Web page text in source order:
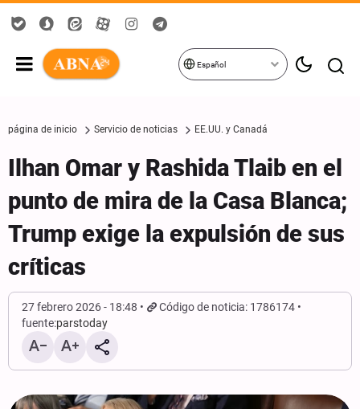
Español
página de inicio Servicio de noticias EE.UU. y Canadá
Ilhan Omar y Rashida Tlaib en el
punto de mira de la Casa Blanca;
Trump exige la expulsión de sus
críticas
27 febrero 2026 - 18:48
Código de noticia: 1786174
fuente:parstoday